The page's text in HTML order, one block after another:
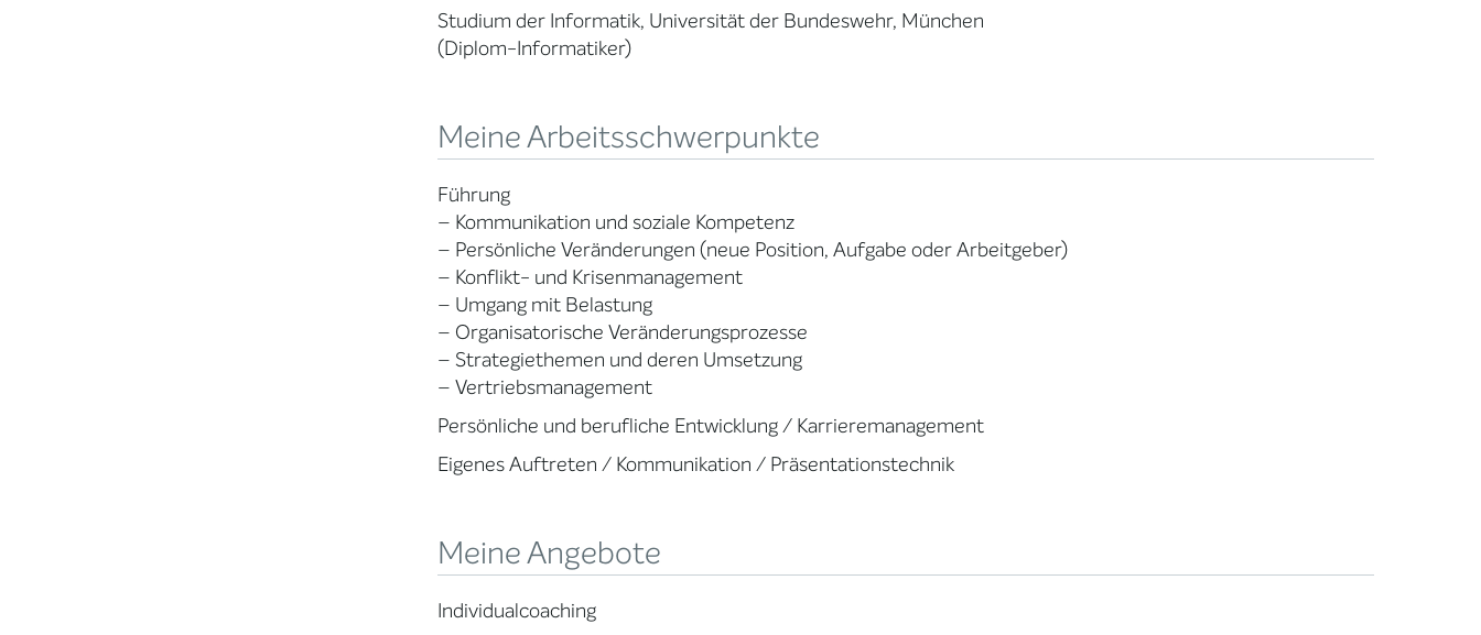
Studium der Informatik, Universität der Bundeswehr, München
(Diplom-Informatiker)
Meine Arbeitsschwerpunkte
Führung
– Kommunikation und soziale Kompetenz
– Persönliche Veränderungen (neue Position, Aufgabe oder Arbeitgeber)
– Konflikt- und Krisenmanagement
– Umgang mit Belastung
– Organisatorische Veränderungsprozesse
– Strategiethemen und deren Umsetzung
– Vertriebsmanagement
Persönliche und berufliche Entwicklung / Karrieremanagement
Eigenes Auftreten / Kommunikation / Präsentationstechnik
Meine Angebote
Individualcoaching